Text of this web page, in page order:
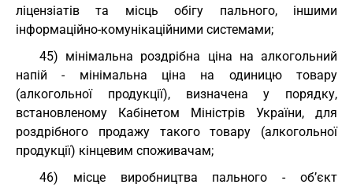
ліцензіатів та місць обігу пального, іншими
інформаційно-комунікаційними системами;
45) мінімальна роздрібна ціна на алкогольний
напій - мінімальна ціна на одиницю товару
(алкогольної продукції), визначена у порядку,
встановленому Кабінетом Міністрів України, для
роздрібного продажу такого товару (алкогольної
продукції) кінцевим споживачам;
46) місце виробництва пального - об’єкт